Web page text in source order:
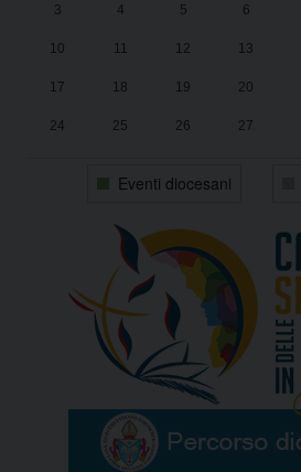
3 4 5 6
10 11 12 13
17 18 19 20
24 25 26 27
Eventi diocesani